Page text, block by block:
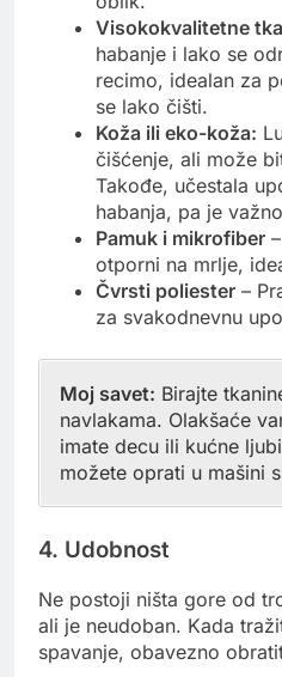
Visokokvalitetne
habanje i lako se
recimo, idealan za
se lako čišti.
Koža ili eko-koža:
čišćenje, ali može
Takođe, učestala
habanja, pa je
Pamuk i mikrofiber
otporni na mrlje,
Čvrsti poliester –
za svakodnevnu
Moj savet: Birajte
navlakama. Olakšaće
imate decu ili kućne
možete oprati u mašini
4. Udobnost
Ne postoji ništa gore od
ali je neudoban. Kada
spavanje, obavezno